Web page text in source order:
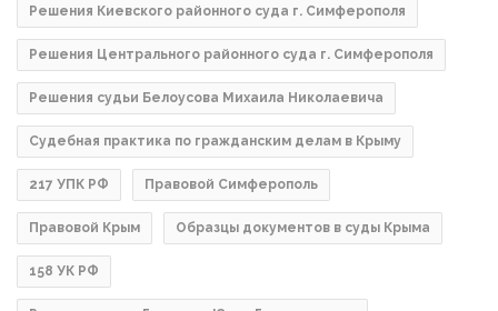
Решения Киевского районного суда г. Симферополя
Решения Центрального районного суда г. Симферополя
Решения судьи Белоусова Михаила Николаевича
Судебная практика по гражданским делам в Крыму
217 УПК РФ Правовой Симферополь
Правовой Крым Образцы документов в суды Крыма
158 УК РФ